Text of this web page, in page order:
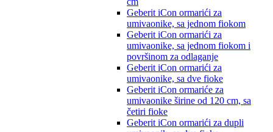
Geberit iCon ormarići za
umivaonike, sa jednom fiokom
Geberit iCon ormarići za
umivaonike, sa jednom fiokom i
površinom za odlaganje
Geberit iCon ormarići za
umivaonike, sa dve fioke
Geberit iCon ormariće za
umivaonike širine od 120 cm, sa
četiri fioke
Geberit iCon ormarići za dupli